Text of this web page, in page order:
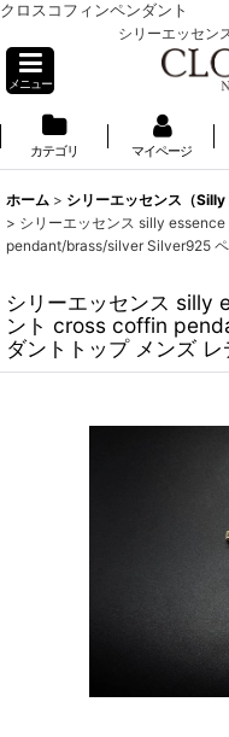
クロスコフィンペンダント
シリーエッセン
メニュー
カテゴリ マイページ
ホーム > シリーエッセンス（Silly
> シリーエッセンス silly
pendant/brass/silver Silver925
シリーエッセンス silly
ント cross coffin
ダントトップ メンズ レ